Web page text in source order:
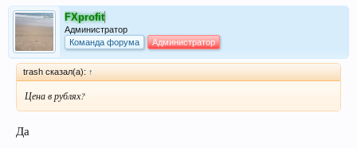
FXprofit
Администратор
Команда форума
Администратор
trash сказал(а): ↑
Цена в рублях?
Да